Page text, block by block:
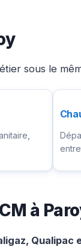
sous le
à
Qualipac